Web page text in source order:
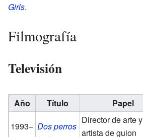
Girls.
Filmografía
Televisión
Año Título Papel
1993– Dos perros
Director de arte y
artista de guion